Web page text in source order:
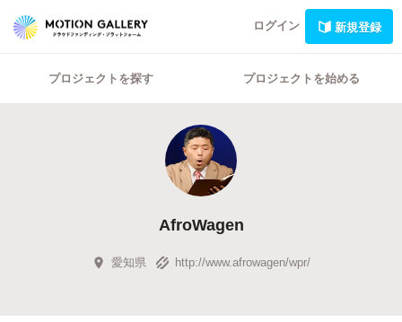
ログイン 新規登録
プロジェクトを探す プロジェクトを始める
AfroWagen
愛知県 http://www.afrowagen/wpr/